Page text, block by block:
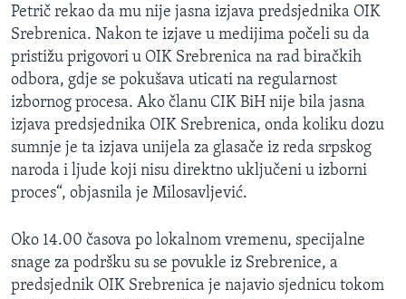
Petrič rekao da mu nije jasna izjava predsjednika OIK
Srebrenica. Nakon te izjave u medijima počeli su da
pristižu prigovori u OIK Srebrenica na rad biračkih
odbora, gdje se pokušava uticati na regularnost
izbornog procesa. Ako članu CIK BiH nije bila jasna
izjava predsjednika OIK Srebrenica, onda koliku dozu
sumnje je ta izjava unijela za glasače iz reda srpskog
naroda i ljude koji nisu direktno uključeni u izborni
proces“, objasnila je Milosavljević.
Oko 14.00 časova po lokalnom vremenu, specijalne
snage za podršku su se povukle iz Srebrenice, a
predsjednik OIK Srebrenica je najavio sjednicu tokom